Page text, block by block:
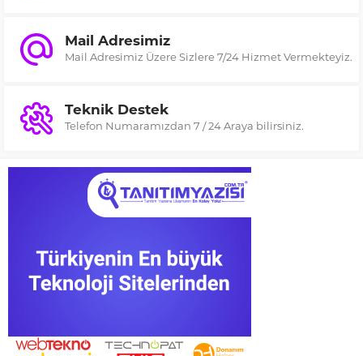
Mail Adresimiz
Mail Adresimiz Üzere Sizlere 7/24 Hizmet Vermekteyiz.
Teknik Destek
Telefon Numaramızdan 7 / 24 Araya bilirsiniz.